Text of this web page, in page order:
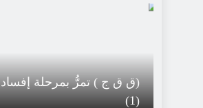
(ق ق ج ) تمرُّ بمرحلة إفساد
(1)